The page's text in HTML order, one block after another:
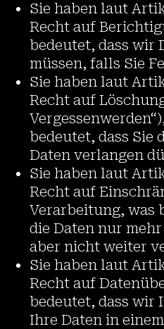
Sie haben laut
Recht auf
bedeutet, dass wir
müssen, falls Sie
Sie haben laut
Recht auf
bedeutet, dass Sie
Daten verlangen
Sie haben laut
Recht auf
Verarbeitung, was
die Daten nur
aber nicht weiter
Sie haben laut
Recht auf
bedeutet, dass wir
Ihre Daten in